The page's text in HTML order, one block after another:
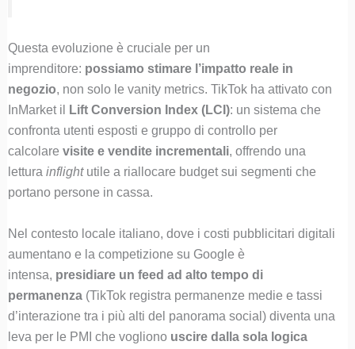
Questa evoluzione è cruciale per un
imprenditore: possiamo stimare l’impatto reale in
negozio, non solo le vanity metrics. TikTok ha attivato con
InMarket il
Lift Conversion Index (LCI): un sistema che
confronta utenti esposti e gruppo di controllo per
calcolare visite e vendite incrementali, offrendo una
lettura inflightutile a riallocare budget sui segmenti che
portano persone in cassa.
Nel contesto locale italiano, dove i costi pubblicitari digitali
aumentano e la competizione su Google è
intensa, presidiare un feed ad alto tempo di
permanenza(TikTok registra permanenze medie e tassi
d’interazione tra i più alti del panorama social) diventa una
leva per le PMI che vogliono uscire dalla sola logica